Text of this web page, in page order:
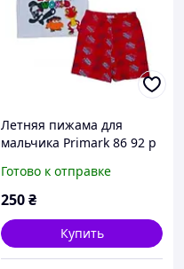
Летняя пижама для
мальчика Primark 86 92 р
Готово к отправке
250₴
Купить